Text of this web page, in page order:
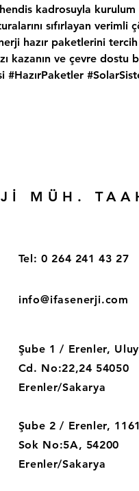
kadrosuyla
sıfırlayan verimli
hazır paketlerini
kazanın ve çevre
#HazırPaketler
MÜH.
Tel: 0 264 241 43 27
info@ifasenerji.com
Şube 1 / Erenler,
Cd. No:22,24 54050
Erenler/Sakarya
Şube 2 / Erenler, 1161
Sok No:5A, 54200
Erenler/Sakarya